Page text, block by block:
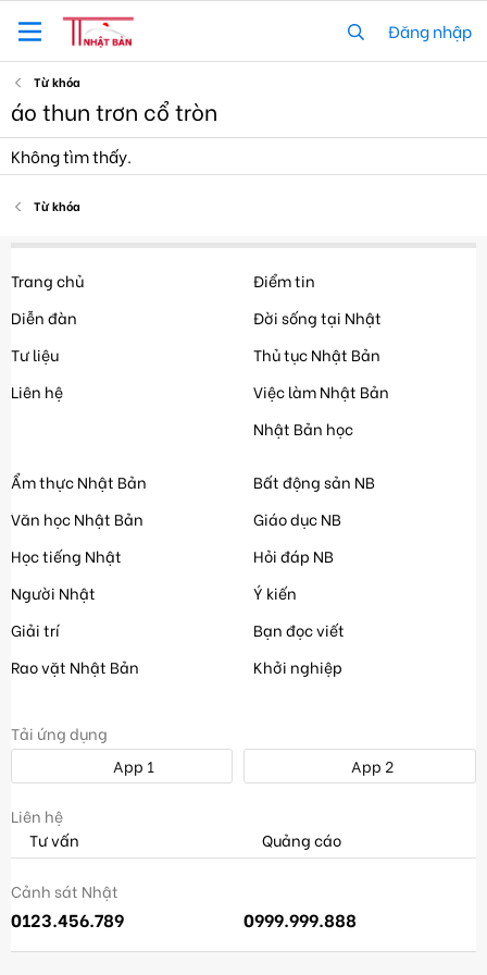
Đăng nhập
Từ khóa
áo thun trơn cổ tròn
Không tìm thấy.
Từ khóa
Trang chủ
Diễn đàn
Tư liệu
Liên hệ
Điểm tin
Đời sống tại Nhật
Thủ tục Nhật Bản
Việc làm Nhật Bản
Nhật Bản học
Ẩm thực Nhật Bản
Văn học Nhật Bản
Học tiếng Nhật
Người Nhật
Giải trí
Rao vặt Nhật Bản
Bất động sản NB
Giáo dục NB
Hỏi đáp NB
Ý kiến
Bạn đọc viết
Khởi nghiệp
Tải ứng dụng
App 1
App 2
Liên hệ
Tư vấn
Quảng cáo
Cảnh sát Nhật
0123.456.789 0999.999.888